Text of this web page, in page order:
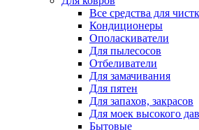
Все средства для
Кондиционеры
Ополаскиватели
Для пылесосов
Отбеливатели
Для замачивания
Для пятен
Для запахов, закрасов
Для моек высокого
Бытовые